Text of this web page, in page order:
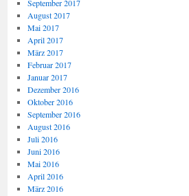
September 2017
August 2017
Mai 2017
April 2017
März 2017
Februar 2017
Januar 2017
Dezember 2016
Oktober 2016
September 2016
August 2016
Juli 2016
Juni 2016
Mai 2016
April 2016
März 2016